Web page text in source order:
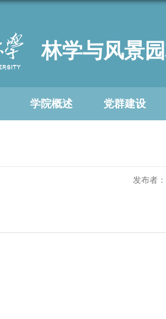
林学与风景
学院概述 党群建设
发布者